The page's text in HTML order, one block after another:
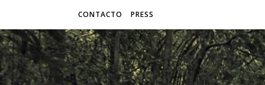
CONTACTO PRESS